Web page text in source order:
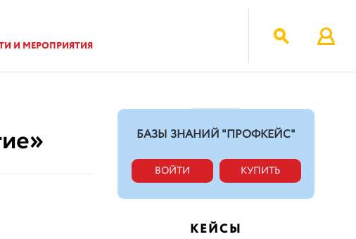
И МЕРОПРИЯТИЯ
БАЗЫ ЗНАНИЙ "ПРОФКЕЙС"
ВОЙТИ КУПИТЬ
КЕЙСЫ